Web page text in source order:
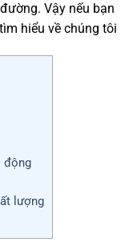
Vậy nếu bạn
hiểu về chúng tôi
động
lượng